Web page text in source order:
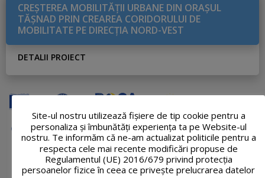
CREŞTEREA MOBILITĂŢII URBANE DIN ORAŞUL
TĂŞNAD PRIN CREAREA CORIDORULUI DE
MOBILITATE PE DIRECŢIA NORD-VEST
DETALII PROIECT
Site-ul nostru utilizează fişiere de tip cookie pentru a
personaliza și îmbunătăți experiența ta pe Website-ul
nostru. Te informăm că ne-am actualizat politicile pentru a
respecta cele mai recente modificări propuse de
Regulamentul (UE) 2016/679 privind protecția
persoanelor fizice în ceea ce privește prelucrarea datelor